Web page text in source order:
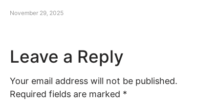
November 29, 2025
Leave a Reply
Your email address will not be published.
Required fields are marked *